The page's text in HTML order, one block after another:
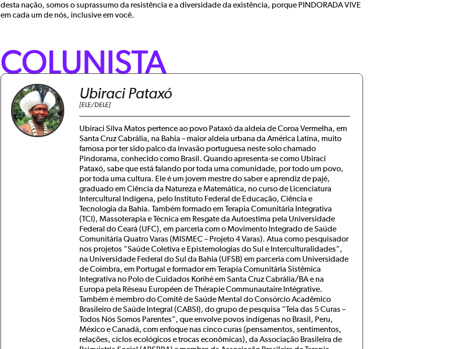
desta nação, somos o suprassumo da resistência e a diversidade da existência, porque PINDORADA VIVE
em cada um de nós, inclusive em você.
COLUNISTA
Ubiraci Pataxó
[ELE/DELE]
Ubiraci Silva Matos pertence ao povo Pataxó da aldeia de Coroa Vermelha, em
Santa Cruz Cabrália, na Bahia – maior aldeia urbana da América Latina, muito
famosa por ter sido palco da invasão portuguesa neste solo chamado
Pindorama, conhecido como Brasil. Quando apresenta-se como Ubiraci
Pataxó, sabe que está falando por toda uma comunidade, por todo um povo,
por toda uma cultura. Ele é um jovem mestre do saber e aprendiz de pajé,
graduado em Ciência da Natureza e Matemática, no curso de Licenciatura
Intercultural Indígena, pelo Instituto Federal de Educação, Ciência e
Tecnologia da Bahia. Também formado em Terapia Comunitária Integrativa
(TCI), Massoterapia e Técnica em Resgate da Autoestima pela Universidade
Federal do Ceará (UFC), em parceria com o Movimento Integrado de Saúde
Comunitária Quatro Varas (MISMEC – Projeto 4 Varas). Atua como pesquisador
nos projetos “Saúde Coletiva e Epistemologias do Sul e Interculturalidades”,
na Universidade Federal do Sul da Bahia (UFSB) em parceria com Universidade
de Coimbra, em Portugal e formador em Terapia Comunitária Sistêmica
Integrativa no Polo de Cuidados Korihé em Santa Cruz Cabrália/BA e na
Europa pela Réseau Européen de Thérapie Communautaire Intégrative.
Também é membro do Comitê de Saúde Mental do Consórcio Acadêmico
Brasileiro de Saúde Integral (CABSI), do grupo de pesquisa “Teia das 5 Curas –
Todos Nós Somos Parentes”, que envolve povos indígenas no Brasil, Peru,
México e Canadá, com enfoque nas cinco curas (pensamentos, sentimentos,
relações, ciclos ecológicos e trocas econômicas), da Associação Brasileira de